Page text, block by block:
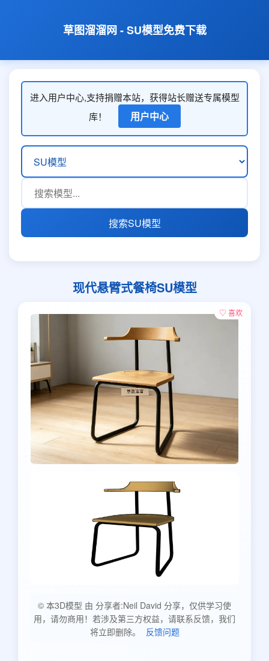
草图溜溜网 - SU模型免费下载
进入用户中心,支持捐赠本站，获得站长赠送专属模型
库！
用户中心
搜索SU模型
现代悬臂式餐椅SU模型
♡ 喜欢
© 本3D模型 由 分享者:Neil David 分享，仅供学习使
用，请勿商用！若涉及第三方权益，请联系反馈，我们
将立即删除。
反馈问题